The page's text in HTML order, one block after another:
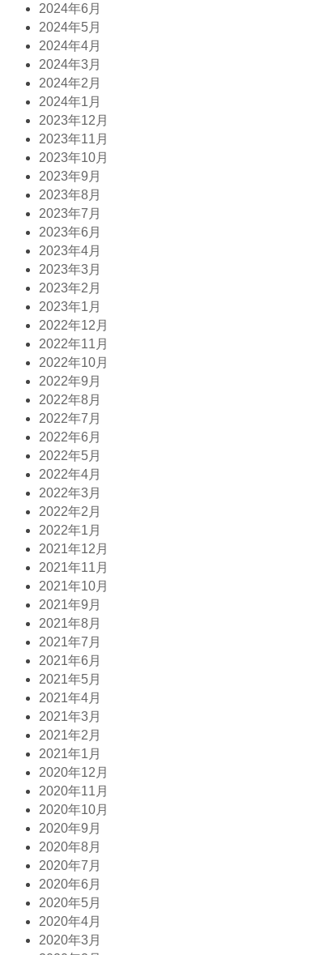
2024年6月
2024年5月
2024年4月
2024年3月
2024年2月
2024年1月
2023年12月
2023年11月
2023年10月
2023年9月
2023年8月
2023年7月
2023年6月
2023年4月
2023年3月
2023年2月
2023年1月
2022年12月
2022年11月
2022年10月
2022年9月
2022年8月
2022年7月
2022年6月
2022年5月
2022年4月
2022年3月
2022年2月
2022年1月
2021年12月
2021年11月
2021年10月
2021年9月
2021年8月
2021年7月
2021年6月
2021年5月
2021年4月
2021年3月
2021年2月
2021年1月
2020年12月
2020年11月
2020年10月
2020年9月
2020年8月
2020年7月
2020年6月
2020年5月
2020年4月
2020年3月